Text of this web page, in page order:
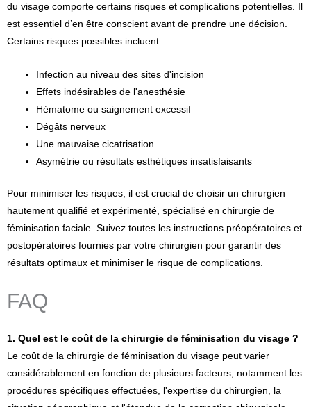
du visage comporte certains risques et complications potentielles. Il
est essentiel d’en être conscient avant de prendre une décision.
Certains risques possibles incluent :
Infection au niveau des sites d'incision
Effets indésirables de l'anesthésie
Hématome ou saignement excessif
Dégâts nerveux
Une mauvaise cicatrisation
Asymétrie ou résultats esthétiques insatisfaisants
Pour minimiser les risques, il est crucial de choisir un chirurgien
hautement qualifié et expérimenté, spécialisé en chirurgie de
féminisation faciale. Suivez toutes les instructions préopératoires et
postopératoires fournies par votre chirurgien pour garantir des
résultats optimaux et minimiser le risque de complications.
FAQ
1. Quel est le coût de la chirurgie de féminisation du visage ?
Le coût de la chirurgie de féminisation du visage peut varier
considérablement en fonction de plusieurs facteurs, notamment les
procédures spécifiques effectuées, l'expertise du chirurgien, la